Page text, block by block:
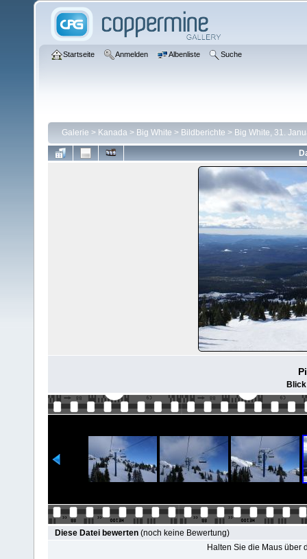
Startseite Anmelden Albenliste Suche
Galerie > Kanada > Big White > Bildberichte > Big White, 31.
Diese Datei bewerten (noch keine Bewertung)
Halten Sie die Maus über